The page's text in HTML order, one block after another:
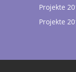
Projekte
Projekte